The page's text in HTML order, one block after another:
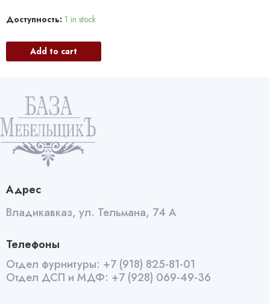
Доступность: 1 in stock
Add to cart
Адрес
Владикавказ, ул. Тельмана, 74 А
Телефоны
Отдел фурнитуры: +7 (918) 825-81-01
Отдел ДСП и МДФ: +7 (928) 069-49-36